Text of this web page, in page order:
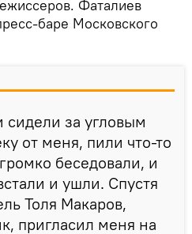
Фаталиев
баре Московского
за угловым
от меня, пили что-то
беседовали, и
и ушли. Спустя
Толя Макаров,
пригласил меня на